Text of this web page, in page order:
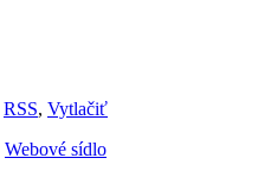
RSS, Vytlačiť
Webové sídlo